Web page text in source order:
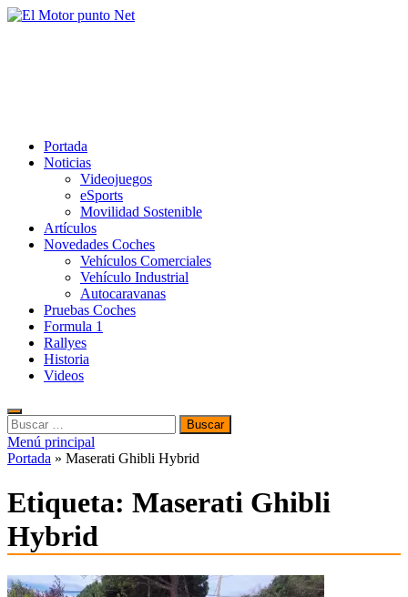
Saltar
Portada
Noticias
Videojuegos
eSports
Movilidad Sostenible
Artículos
Novedades Coches
Vehículos Comerciales
Vehículo Industrial
Autocaravanas
Pruebas Coches
Formula 1
Rallyes
Historia
Videos
Buscar:
Menú principal
Portada » Maserati Ghibli Hybrid
Etiqueta: Maserati Ghibli
Hybrid